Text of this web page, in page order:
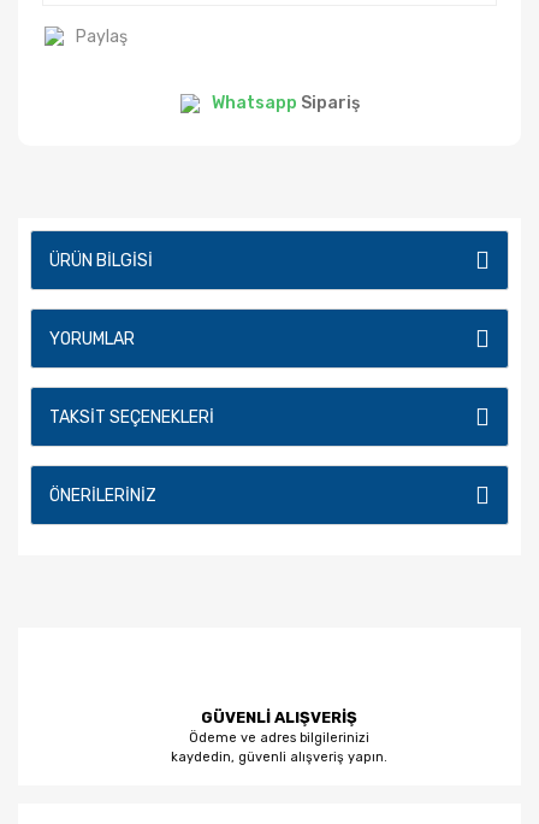
Paylaş
Whatsapp Sipariş
ÜRÜN BILGISI
YORUMLAR
TAKSIT SEÇENEKLERI
ÖNERILERINIZ
GÜVENLİ ALIŞVERİŞ
Ödeme ve adres bilgilerinizi
kaydedin, güvenli alışveriş yapın.